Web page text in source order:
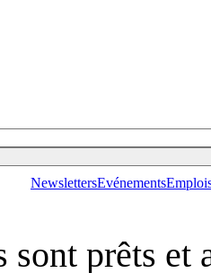
NewslettersEvénements
sont prêts et